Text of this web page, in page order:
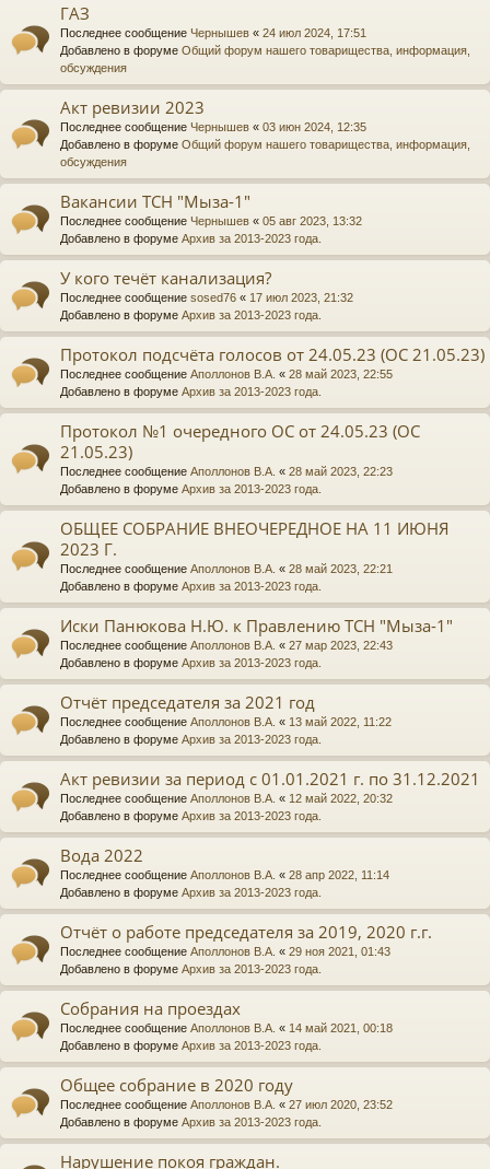
ГАЗ
Последнее сообщение Чернышев « 24 июл 2024, 17:51
Добавлено в форуме Общий форум нашего товарищества, информация,
обсуждения
Акт ревизии 2023
Последнее сообщение Чернышев « 03 июн 2024, 12:35
Добавлено в форуме Общий форум нашего товарищества, информация,
обсуждения
Вакансии ТСН "Мыза-1"
Последнее сообщение Чернышев « 05 авг 2023, 13:32
Добавлено в форуме Архив за 2013-2023 года.
У кого течёт канализация?
Последнее сообщение sosed76 « 17 июл 2023, 21:32
Добавлено в форуме Архив за 2013-2023 года.
Протокол подсчёта голосов от 24.05.23 (ОС 21.05.23)
Последнее сообщение Аполлонов В.А. « 28 май 2023, 22:55
Добавлено в форуме Архив за 2013-2023 года.
Протокол №1 очередного ОС от 24.05.23 (ОС
21.05.23)
Последнее сообщение Аполлонов В.А. « 28 май 2023, 22:23
Добавлено в форуме Архив за 2013-2023 года.
ОБЩЕЕ СОБРАНИЕ ВНЕОЧЕРЕДНОЕ НА 11 ИЮНЯ
2023 Г.
Последнее сообщение Аполлонов В.А. « 28 май 2023, 22:21
Добавлено в форуме Архив за 2013-2023 года.
Иски Панюкова Н.Ю. к Правлению ТСН "Мыза-1"
Последнее сообщение Аполлонов В.А. « 27 мар 2023, 22:43
Добавлено в форуме Архив за 2013-2023 года.
Отчёт председателя за 2021 год
Последнее сообщение Аполлонов В.А. « 13 май 2022, 11:22
Добавлено в форуме Архив за 2013-2023 года.
Акт ревизии за период с 01.01.2021 г. по 31.12.2021
Последнее сообщение Аполлонов В.А. « 12 май 2022, 20:32
Добавлено в форуме Архив за 2013-2023 года.
Вода 2022
Последнее сообщение Аполлонов В.А. « 28 апр 2022, 11:14
Добавлено в форуме Архив за 2013-2023 года.
Отчёт о работе председателя за 2019, 2020 г.г.
Последнее сообщение Аполлонов В.А. « 29 ноя 2021, 01:43
Добавлено в форуме Архив за 2013-2023 года.
Собрания на проездах
Последнее сообщение Аполлонов В.А. « 14 май 2021, 00:18
Добавлено в форуме Архив за 2013-2023 года.
Общее собрание в 2020 году
Последнее сообщение Аполлонов В.А. « 27 июл 2020, 23:52
Добавлено в форуме Архив за 2013-2023 года.
Нарушение покоя граждан.